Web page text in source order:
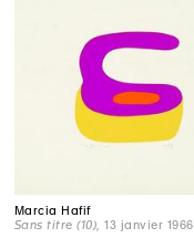
Marcia Hafif
Sans titre (10) , 13 janvier 1966